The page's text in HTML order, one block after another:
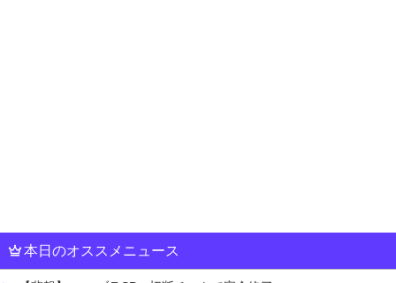
本日のオススメニュース